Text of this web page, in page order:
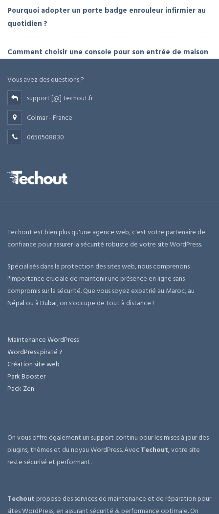
Pourquoi adopter un porte badge enrouleur infirmier au
quotidien ?
Comment choisir une console pour son entrée de maison
Vous avez des questions ?
support [@] techout.fr
Colmar - France
0650508830
Techout est bien plus qu'une agence web, c'est votre partenaire de
confiance pour assurer la sécurité robuste de votre site WordPress.
Spécialisés dans la protection des sites web, nous comprenons
l'importance cruciale de maintenir une présence en ligne sans
compromis sur la sécurité. Que vous soyez expatrié au Maroc, au
Népal ou àDubai, on s'occupe de tout à distance !
Maintenance WordPress
WordPress piraté ?
Création site web
Park Booster
Pack Zen
On vous offre également un support continu pour les mises à jour des
plugins, thèmes et du noyau WordPress. AvecTechout, votre site
reste sécurisé et performant.
Techout propose des services de maintenance et de réparation pour
sites WordPress, en assurant sécurité & performance optimale. On